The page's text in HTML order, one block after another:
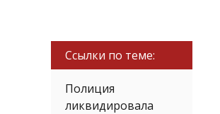
Ссылки по теме:
Полиция
ликвидировала